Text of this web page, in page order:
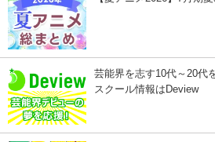
芸能界を志す10代～20代
スクール情報はDeview